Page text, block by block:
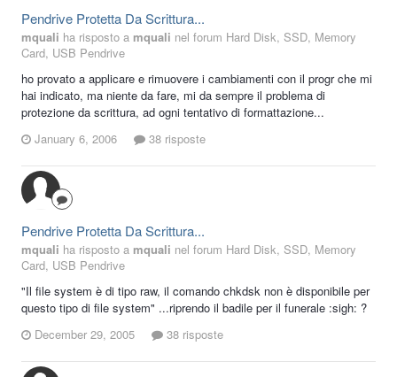
Pendrive Protetta Da Scrittura...
mquali ha risposto a mquali nel forum Hard Disk, SSD, Memory
Card, USB Pendrive
ho provato a applicare e rimuovere i cambiamenti con il progr che mi
hai indicato, ma niente da fare, mi da sempre il problema di
protezione da scrittura, ad ogni tentativo di formattazione...
January 6, 2006
38 risposte
Pendrive Protetta Da Scrittura...
mquali ha risposto a mquali nel forum Hard Disk, SSD, Memory
Card, USB Pendrive
"Il file system è di tipo raw, il comando chkdsk non è disponibile per
questo tipo di file system" ...riprendo il badile per il funerale :sigh: ?
December 29, 2005
38 risposte